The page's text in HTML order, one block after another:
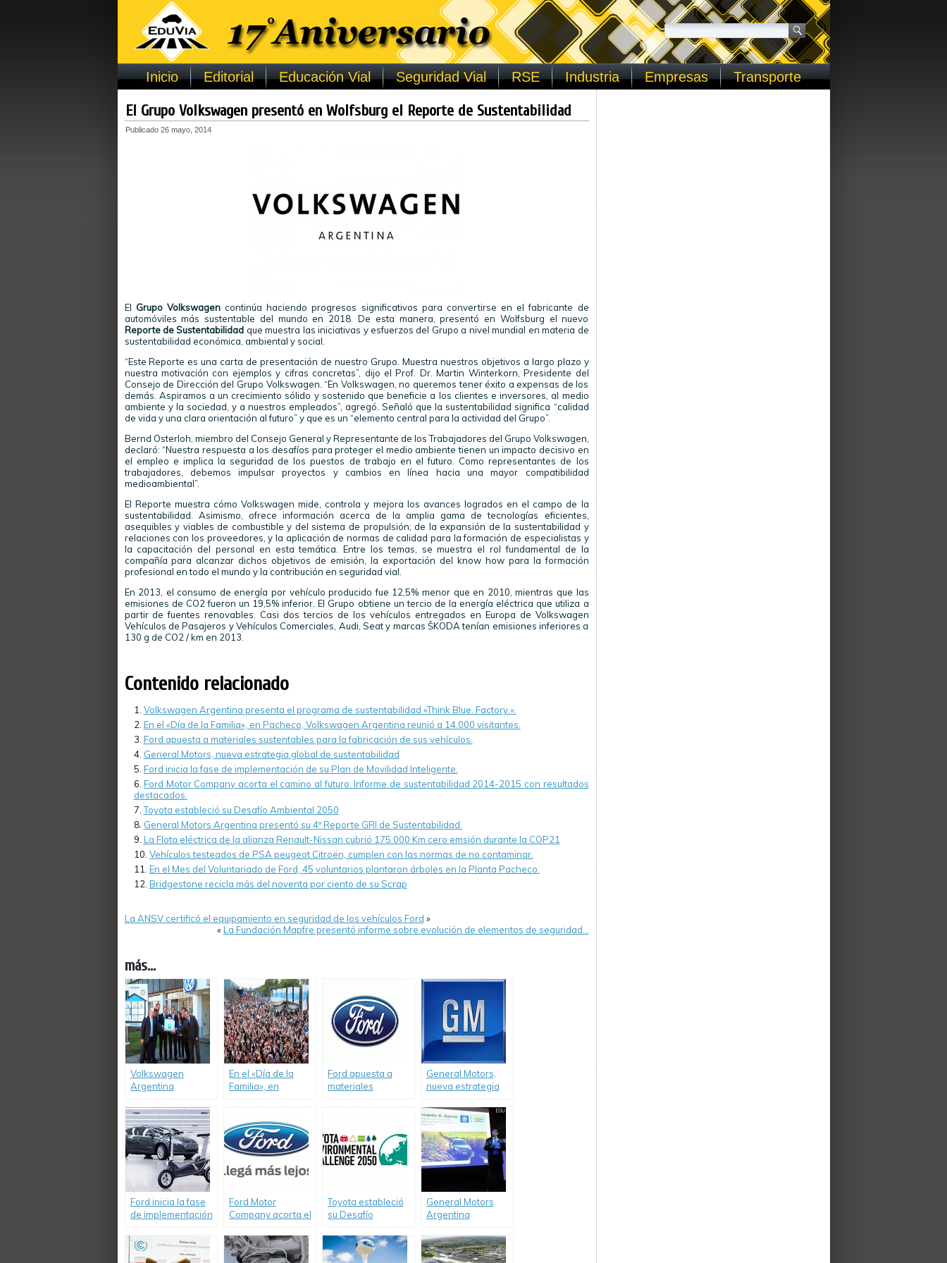
Inicio Editorial Educación Vial Seguridad Vial RSE Industria Empresas Transporte
El Grupo Volkswagen presentó en Wolfsburg el Reporte de Sustentabilidad
Publicado 26 mayo, 2014
El Grupo Volkswagencontinúa haciendo progresos significativos para convertirse en el fabricante de
automóviles más sustentable del mundo en 2018. De esta manera, presentó en Wolfsburg el nuevo
Reporte de Sustentabilidad que muestra las iniciativas y esfuerzos del Grupo a nivel mundial en materia de
sustentabilidad económica, ambiental y social.
“Este Reporte es una carta de presentación de nuestro Grupo. Muestra nuestros objetivos a largo plazo y
nuestra motivación con ejemplos y cifras concretas”, dijo el Prof. Dr. Martin Winterkorn, Presidente del
Consejo de Dirección del Grupo Volkswagen. “En Volkswagen, no queremos tener éxito a expensas de los
demás. Aspiramos a un crecimiento sólido y sostenido que beneficie a los clientes e inversores, al medio
ambiente y la sociedad, y a nuestros empleados”, agregó. Señaló que la sustentabilidad significa “calidad
de vida y una clara orientación al futuro” y que es un “elemento central para la actividad del Grupo”.
Bernd Osterloh, miembro del Consejo General y Representante de los Trabajadores del Grupo Volkswagen,
declaró: “Nuestra respuesta a los desafíos para proteger el medio ambiente tienen un impacto decisivo en
el empleo e implica la seguridad de los puestos de trabajo en el futuro. Como representantes de los
trabajadores, debemos impulsar proyectos y cambios en línea hacia una mayor compatibilidad
medioambiental”.
El Reporte muestra cómo Volkswagen mide, controla y mejora los avances logrados en el campo de la
sustentabilidad. Asimismo, ofrece información acerca de la amplia gama de tecnologías eficientes,
asequibles y viables de combustible y del sistema de propulsión; de la expansión de la sustentabilidad y
relaciones con los proveedores, y la aplicación de normas de calidad para la formación de especialistas y
la capacitación del personal en esta temática. Entre los temas, se muestra el rol fundamental de la
compañía para alcanzar dichos objetivos de emisión, la exportación del know how para la formación
profesional en todo el mundo y la contribución en seguridad vial.
En 2013, el consumo de energía por vehículo producido fue 12,5% menor que en 2010, mientras que las
emisiones de CO2 fueron un 19,5% inferior. El Grupo obtiene un tercio de la energía eléctrica que utiliza a
partir de fuentes renovables. Casi dos tercios de los vehículos entregados en Europa de Volkswagen
Vehículos de Pasajeros y Vehículos Comerciales, Audi, Seat y marcas ŠKODA tenían emisiones inferiores a
130 g de CO2 / km en 2013.
Contenido relacionado
Volkswagen Argentina presenta el programa de sustentabilidad «Think Blue. Factory.».
En el «Día de la Familia», en Pacheco, Volkswagen Argentina reunió a 14.000 visitantes.
Ford apuesta a materiales sustentables para la fabricación de sus vehículos.
General Motors, nueva estrategia global de sustentabilidad
Ford inicia la fase de implementación de su Plan de Movilidad Inteligente.
Ford Motor Company acorta el camino al futuro: Informe de sustentabilidad 2014-2015 con resultados
destacados.
Toyota estableció su Desafío Ambiental 2050
General Motors Argentina presentó su 4º Reporte GRI de Sustentabilidad.
La Flota eléctrica de la alianza Renault-Nissan cubrió 175.000 Km cero emsión durante la COP21
Vehículos testeados de PSA peugeot Citroën, cumplen con las normas de no contaminar.
En el Mes del Voluntariado de Ford, 45 voluntarios plantaron árboles en la Planta Pacheco.
Bridgestone recicla más del noventa por ciento de su Scrap
La ANSV certificó el equipamiento en seguridad de los vehículos Ford »
«La Fundación Mapfre presentó informe sobre evolución de elementos de seguridad…
más...
Volkswagen
Argentina
programa de
sustentabilidad
«Think Blue.
Factory.».
En el «Día de la
Familia», en
Argentina reunió a
14.000 visitantes.
Ford apuesta a
materiales
General Motors,
nueva estrategia
sustentabilidad
Ford inicia la fase
de implementación
Movilidad
Inteligente.
Ford Motor
Company acorta el
Informe de
sustentabilidad
Toyota estableció
su Desafío
General Motors
Argentina
Reporte GRI de
Sustentabilidad.